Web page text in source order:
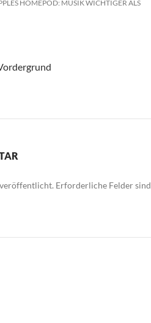
HOMEPOD: MUSIK WICHTIGER ALS
Erforderliche Felder sind